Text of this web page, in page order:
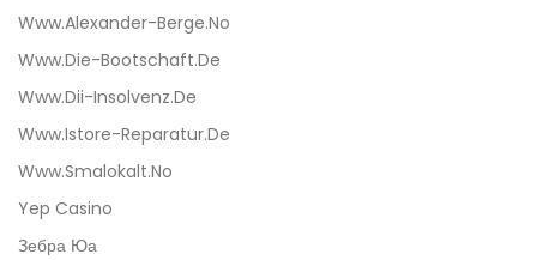
Www.alexander-Berge.no
Www.die-Bootschaft.de
Www.dii-Insolvenz.de
Www.istore-Reparatur.de
Www.smalokalt.no
Yep Casino
Зебра Юа